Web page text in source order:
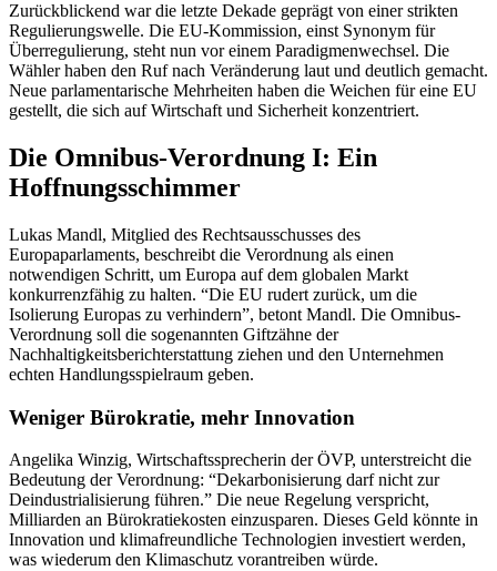
Zurückblickend war die letzte Dekade geprägt von einer strikten
Regulierungswelle. Die EU-Kommission, einst Synonym für
Überregulierung, steht nun vor einem Paradigmenwechsel. Die
Wähler haben den Ruf nach Veränderung laut und deutlich gemacht.
Neue parlamentarische Mehrheiten haben die Weichen für eine EU
gestellt, die sich auf Wirtschaft und Sicherheit konzentriert.
Die Omnibus-Verordnung I: Ein
Hoffnungsschimmer
Lukas Mandl, Mitglied des Rechtsausschusses des
Europaparlaments, beschreibt die Verordnung als einen
notwendigen Schritt, um Europa auf dem globalen Markt
konkurrenzfähig zu halten. “Die EU rudert zurück, um die
Isolierung Europas zu verhindern”, betont Mandl. Die Omnibus-
Verordnung soll die sogenannten Giftzähne der
Nachhaltigkeitsberichterstattung ziehen und den Unternehmen
echten Handlungsspielraum geben.
Weniger Bürokratie, mehr Innovation
Angelika Winzig, Wirtschaftssprecherin der ÖVP, unterstreicht die
Bedeutung der Verordnung: “Dekarbonisierung darf nicht zur
Deindustrialisierung führen.” Die neue Regelung verspricht,
Milliarden an Bürokratiekosten einzusparen. Dieses Geld könnte in
Innovation und klimafreundliche Technologien investiert werden,
was wiederum den Klimaschutz vorantreiben würde.